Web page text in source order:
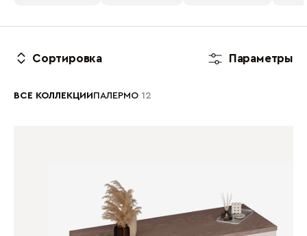
Параметры
Сортировка
ВСЕ КОЛЛЕКЦИИ ПАЛЕРМО 12